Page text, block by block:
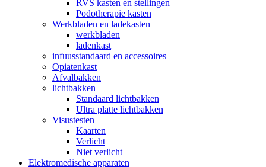
RVS kasten en stellingen
Podotherapie kasten
Werkbladen en ladekasten
werkbladen
ladenkast
infuusstandaard en accessoires
Opiatenkast
Afvalbakken
lichtbakken
Standaard lichtbakken
Ultra platte lichtbakken
Visustesten
Kaarten
Verlicht
Niet verlicht
Elektromedische apparaten